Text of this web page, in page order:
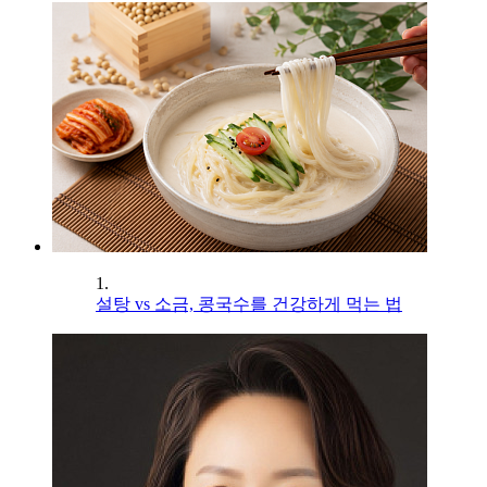
1.
설탕 vs 소금, 콩국수를 건강하게 먹는 법